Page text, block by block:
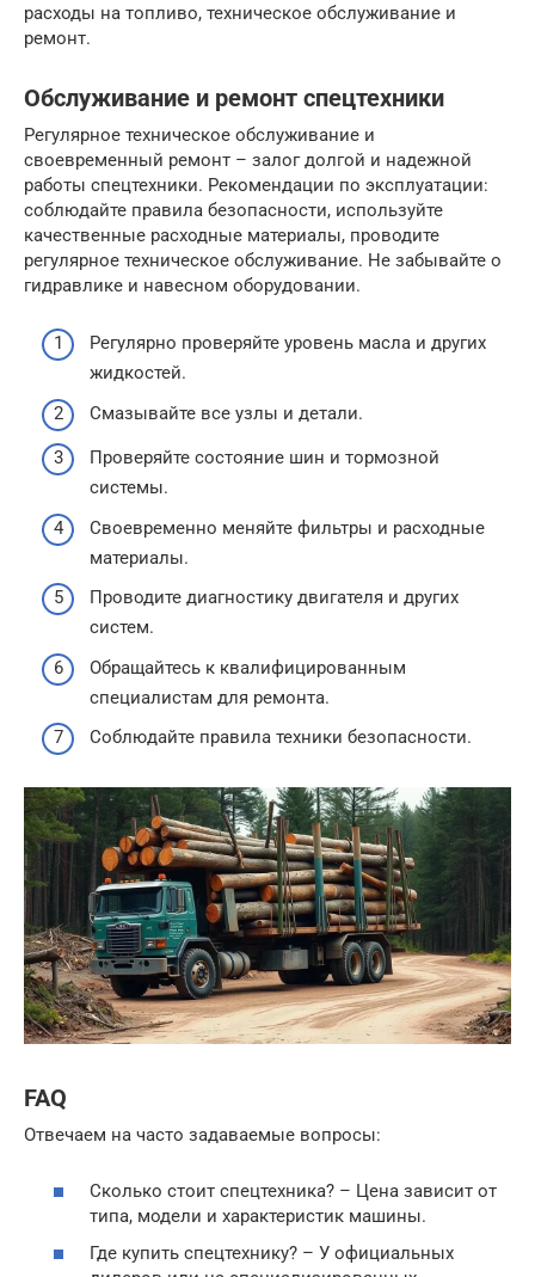
расходы на топливо, техническое обслуживание и
ремонт.
Обслуживание и ремонт спецтехники
Регулярное техническое обслуживание и
своевременный ремонт – залог долгой и надежной
работы спецтехники. Рекомендации по эксплуатации:
соблюдайте правила безопасности, используйте
качественные расходные материалы, проводите
регулярное техническое обслуживание. Не забывайте о
гидравлике и навесном оборудовании.
Регулярно проверяйте уровень масла и других
жидкостей.
Смазывайте все узлы и детали.
Проверяйте состояние шин и тормозной
системы.
Своевременно меняйте фильтры и расходные
материалы.
Проводите диагностику двигателя и других
систем.
Обращайтесь к квалифицированным
специалистам для ремонта.
Соблюдайте правила техники безопасности.
FAQ
Отвечаем на часто задаваемые вопросы:
Сколько стоит спецтехника? – Цена зависит от
типа, модели и характеристик машины.
Где купить спецтехнику? – У официальных